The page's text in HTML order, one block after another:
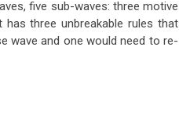
five sub-waves: three motive
three unbreakable rules that
wave and one would need to re-